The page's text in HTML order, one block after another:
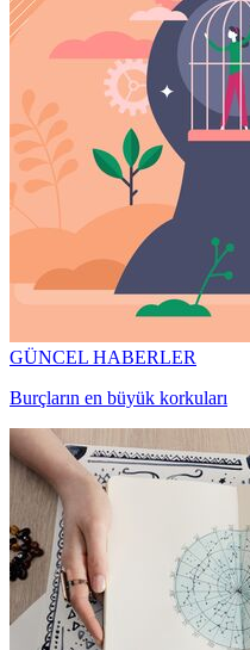
GÜNCEL HABERLER
Burçların en büyük korkuları